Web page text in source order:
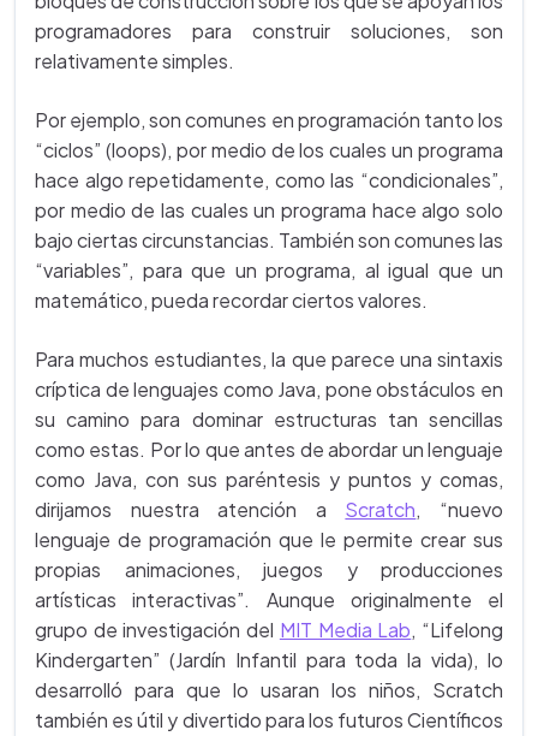
programadores para construir soluciones, son
relativamente simples.
Por ejemplo, son comunes en programación tanto los
“ciclos” (loops), por medio de los cuales un programa
hace algo repetidamente, como las “condicionales”,
por medio de las cuales un programa hace algo solo
bajo ciertas circunstancias. También son comunes las
“variables”, para que un programa, al igual que un
matemático, pueda recordar ciertos valores.
Para muchos estudiantes, la que parece una sintaxis
críptica de lenguajes como Java, pone obstáculos en
su camino para dominar estructuras tan sencillas
como estas. Por lo que antes de abordar un lenguaje
como Java, con sus paréntesis y puntos y comas,
dirijamos nuestra atención a Scratch, “nuevo
lenguaje de programación que le permite crear sus
propias animaciones, juegos y producciones
artísticas interactivas”. Aunque originalmente el
grupo de investigación del MIT Media Lab, “Lifelong
Kindergarten” (Jardín Infantil para toda la vida), lo
desarrolló para que lo usaran los niños, Scratch
también es útil y divertido para los futuros Científicos